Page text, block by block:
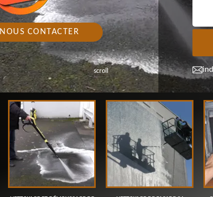
scroll
NOUS CONTACTER